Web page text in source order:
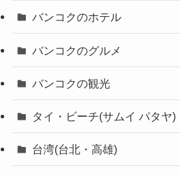
バンコクのホテル
バンコクのグルメ
バンコクの観光
タイ・ビーチ(サムイ パタヤ)
台湾(台北・高雄)